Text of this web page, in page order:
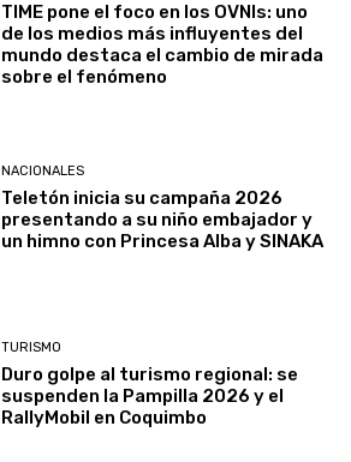
TIME pone el foco en los OVNIs: uno
de los medios más influyentes del
mundo destaca el cambio de mirada
sobre el fenómeno
NACIONALES
Teletón inicia su campaña 2026
presentando a su niño embajador y
un himno con Princesa Alba y SINAKA
TURISMO
Duro golpe al turismo regional: se
suspenden la Pampilla 2026 y el
RallyMobil en Coquimbo